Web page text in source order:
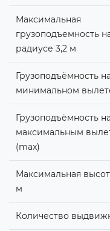
Максимальная
грузоподъемность
радиусе 3,2 м
Грузоподъёмность на
минимальном
Грузоподъёмность на
максимальным
(max)
Максимальная
м
Количество